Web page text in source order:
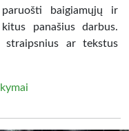
paruošti baigiamųjų ir
panašius darbus.
straipsnius ar tekstus